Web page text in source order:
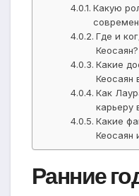
Какую
Где и
Кеосаян?
Какие
Кеосаян
Как
карьеру
Какие
Кеосаян
Ранние